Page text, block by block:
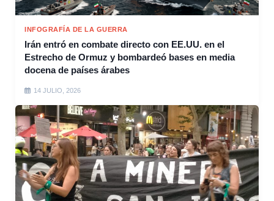
INFOGRAFÍA DE LA GUERRA
Irán entró en combate directo con EE.UU. en el
Estrecho de Ormuz y bombardeó bases en media
docena de países árabes
14 JULIO, 2026